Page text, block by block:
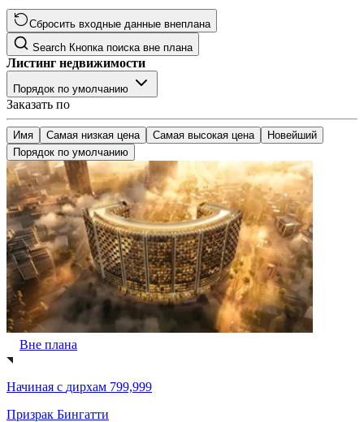
Сбросить входные данные внеплана
Search Кнопка поиска вне плана
Листинг недвижимости
Порядок по умолчанию
Заказать по
Имя Самая низкая цена Самая высокая цена
Новейший
Порядок по умолчанию
Вне плана
Начиная с дирхам 799,999
Призрак Бингатти